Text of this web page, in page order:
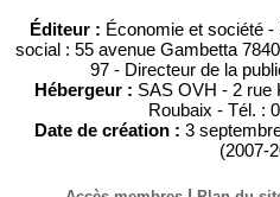
Éditeur : Économie et société
social : 55 avenue Gambetta
97 - Directeur de la
Hébergeur : SAS OVH - 2 rue
Roubaix - Tél. :
Date de création : 3
(2007-